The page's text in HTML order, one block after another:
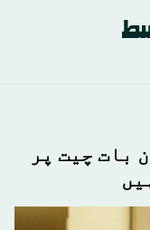
بات چیت پر